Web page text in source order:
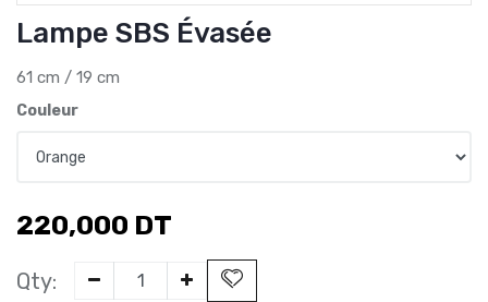
Lampe SBS Évasée
61 cm / 19 cm
Couleur
220,000 DT
Qty: